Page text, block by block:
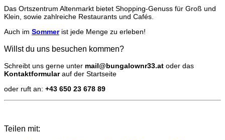
Das Ortszentrum Altenmarkt bietet Shopping-Genuss für Groß und
Klein, sowie zahlreiche Restaurants und Cafés.
Auch im Sommerist jede Menge zu erleben!
Willst du uns besuchen kommen?
Schreibt uns gerne unter mail@bungalownr33.at oder das
Kontaktformularauf der Startseite
oder ruft an: +43 650 23 678 89
Teilen mit: